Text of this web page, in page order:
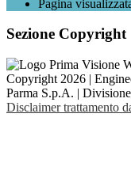
Pagina
Sezione Copyright
Copyright 2026 |
Parma S.p.A. |
Disclaimer trattamento